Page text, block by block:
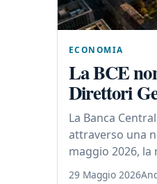
ECONOMIA
La BCE
Direttori
La Banca
attraverso una
maggio 2026, la
29 Maggio 2026